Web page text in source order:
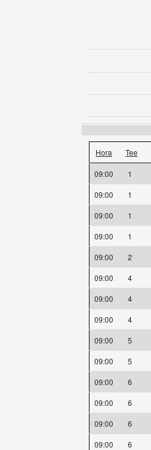
Hora Tee
09:00 1
09:00
1
09:00
1
09:00
1
09:00
2
09:00
4
09:00
4
09:00
4
09:00
5
09:00
5
09:00
6
09:00
6
09:00
6
09:00
6